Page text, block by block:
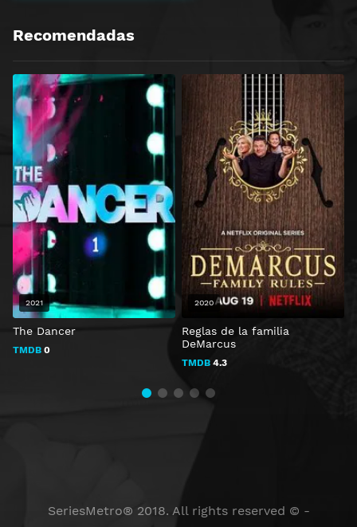
Recomendadas
The Dancer
TMDB 0
2021
Reglas de la familia
DeMarcus
TMDB 4.3
2020
SeriesMetro® 2018. All rights reserved © -